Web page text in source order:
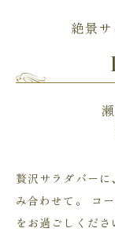
絶景
贅沢サラダバー
み合わせて。
コ
をお過ごしくださ